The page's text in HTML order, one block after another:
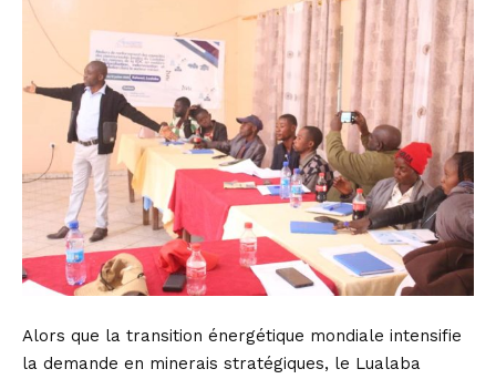
Alors que la transition énergétique mondiale intensifie
la demande en minerais stratégiques, le Lualaba